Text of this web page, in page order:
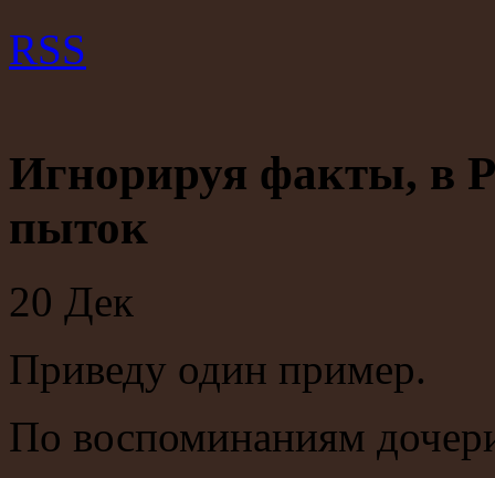
RSS
Игнорируя факты, в
пыток
20 Дек
Приведу один пример.
По воспоминаниям